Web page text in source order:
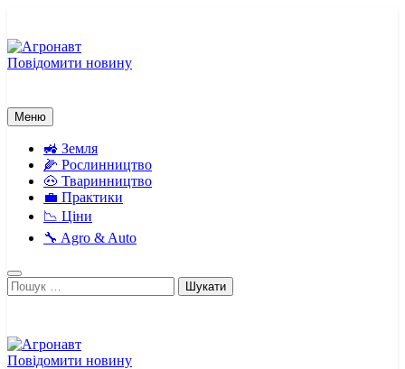
вмісту
Повідомити новину
Меню
🚜 Земля
🌽 Рослинництво
🐽 Тваринництво
💼 Практики
📉 Ціни
🔧 Agro & Auto
Пошук:
Повідомити новину